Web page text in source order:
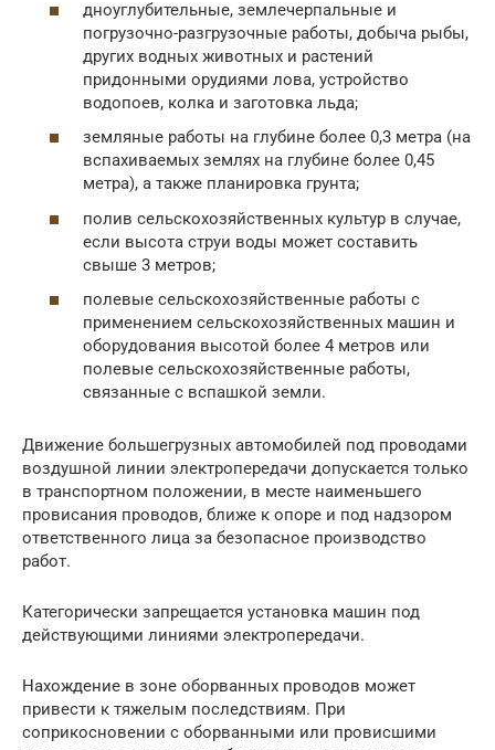
дноуглубительные, землечерпальные и
погрузочно-разгрузочные работы, добыча рыбы,
других водных животных и растений
придонными орудиями лова, устройство
водопоев, колка и заготовка льда;
земляные работы на глубине более 0,3 метра (на
вспахиваемых землях на глубине более 0,45
метра), а также планировка грунта;
полив сельскохозяйственных культур в случае,
если высота струи воды может составить
свыше 3 метров;
полевые сельскохозяйственные работы с
применением сельскохозяйственных машин и
оборудования высотой более 4 метров или
полевые сельскохозяйственные работы,
связанные с вспашкой земли.
Движение большегрузных автомобилей под проводами
воздушной линии электропередачи допускается только
в транспортном положении, в месте наименьшего
провисания проводов, ближе к опоре и под надзором
ответственного лица за безопасное производство
работ.
Категорически запрещается установка машин под
действующими линиями электропередачи.
Нахождение в зоне оборванных проводов может
привести к тяжелым последствиям. При
соприкосновении с оборванными или провисшими